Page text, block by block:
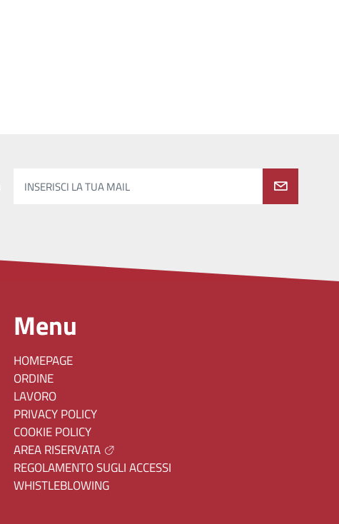
INSERISCI LA TUA MAIL
Menu
HOMEPAGE
ORDINE
LAVORO
PRIVACY POLICY
COOKIE POLICY
AREA RISERVATA
REGOLAMENTO SUGLI ACCESSI
WHISTLEBLOWING